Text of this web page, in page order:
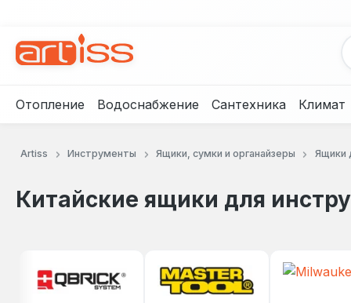
Отопление Водоснабжение Сантехника Климат
Artiss Инструменты Ящики, сумки и органайзеры Ящики
Китайские ящики для